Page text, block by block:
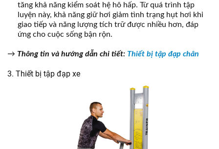
tăng khả năng kiểm soát hệ hô hấp. Từ quá trình tập
luyện này, khả năng giữ hơi giảm tình trạng hụt hơi khi
giao tiếp và năng lượng tích trữ được nhiều hơn, đáp
ứng cho cuộc sống bận rộn.
→ Thông tin và hướng dẫn chi tiết: Thiết bị tập đạp chân
3. Thiết bị tập đạp xe